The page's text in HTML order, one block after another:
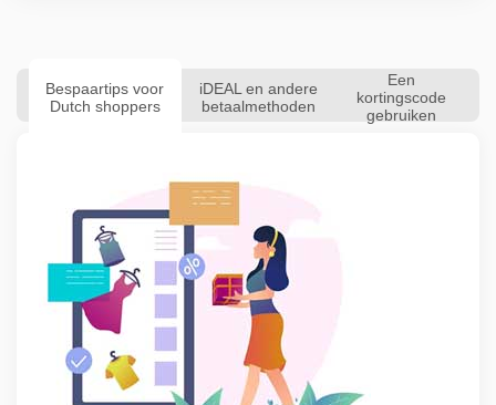
Bespaartips voor
Dutch shoppers
iDEAL en andere
betaalmethoden
Een
kortingscode
gebruiken